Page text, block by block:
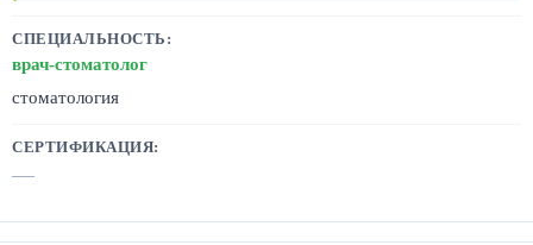
врач-стоматолог
стоматология
—